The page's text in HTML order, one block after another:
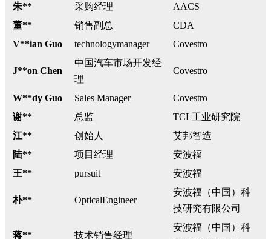
朱**
采购经理
AACS
董**
销售副总
CDA
V**ian Guo
technologymanager Covestro
J**on Chen
中国汽车市场开发经
理
Covestro
W**dy Guo Sales Manager
Covestro
谢**
总监
TCL工业研究院
江**
创始人
艾邦智造
陆**
项目经理
安波福
王**
pursuit 安波福
朴** OpticalEngineer
安波福（中国）科
技研究有限公司
蒋** 技术销售经理
安波福（中国）科